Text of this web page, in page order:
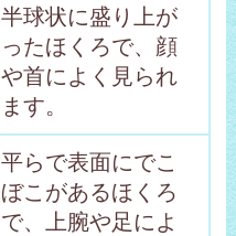
半球状に盛り上が
ったほくろで、顔
や首によく見られ
ます。
平らで表面にでこ
ぼこがあるほくろ
で、上腕や足によ